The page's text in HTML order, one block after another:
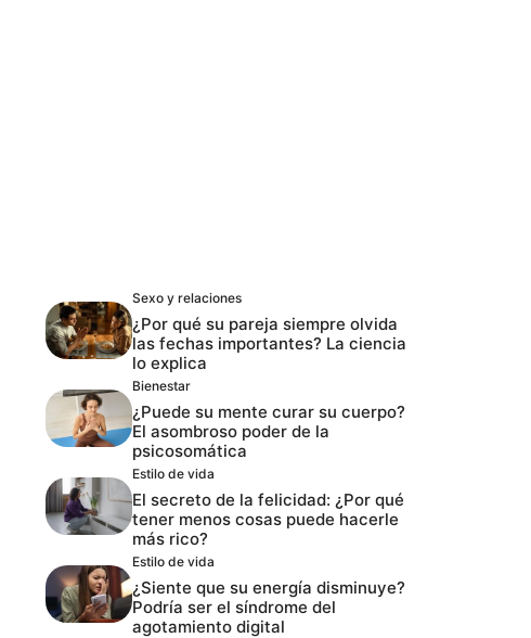
Sexo y relaciones
¿Por qué su pareja siempre olvida
las fechas importantes? La ciencia
lo explica
Bienestar
¿Puede su mente curar su cuerpo?
El asombroso poder de la
psicosomática
Estilo de vida
El secreto de la felicidad: ¿Por qué
tener menos cosas puede hacerle
más rico?
Estilo de vida
¿Siente que su energía disminuye?
Podría ser el síndrome del
agotamiento digital